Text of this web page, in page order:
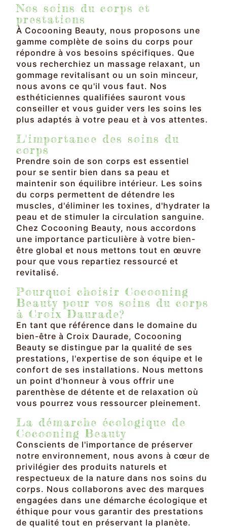
Nos soins du corps et
prestations
À Cocooning Beauty, nous proposons une
gamme complète de soins du corps pour
répondre à vos besoins spécifiques. Que
vous recherchiez un massage relaxant, un
gommage revitalisant ou un soin minceur,
nous avons ce qu'il vous faut. Nos
esthéticiennes qualifiées sauront vous
conseiller et vous guider vers les soins les
plus adaptés à votre peau et à vos attentes.
L'importance des soins du
corps
Prendre soin de son corps est essentiel
pour se sentir bien dans sa peau et
maintenir son équilibre intérieur. Les soins
du corps permettent de détendre les
muscles, d'éliminer les toxines, d'hydrater la
peau et de stimuler la circulation sanguine.
Chez Cocooning Beauty, nous accordons
une importance particulière à votre bien-
être global et nous mettons tout en œuvre
pour que vous repartiez ressourcé et
revitalisé.
Pourquoi choisir Cocooning
Beauty pour vos soins du corps
à Croix Daurade?
En tant que référence dans le domaine du
bien-être à Croix Daurade, Cocooning
Beauty se distingue par la qualité de ses
prestations, l'expertise de son équipe et le
confort de ses installations. Nous mettons
un point d'honneur à vous offrir une
parenthèse de détente et de relaxation où
vous pourrez vous ressourcer pleinement.
La démarche écologique de
Cocooning Beauty
Conscients de l'importance de préserver
notre environnement, nous avons à cœur de
privilégier des produits naturels et
respectueux de la nature dans nos soins du
corps. Nous collaborons avec des marques
engagées dans une démarche écologique et
éthique pour vous garantir des prestations
de qualité tout en préservant la planète.